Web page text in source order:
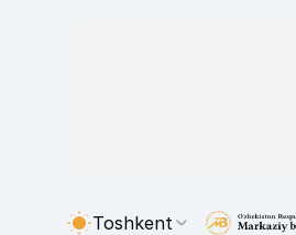
Toshkent